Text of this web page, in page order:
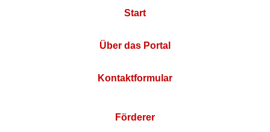
Start
Über das Portal
Kontaktformular
Förderer